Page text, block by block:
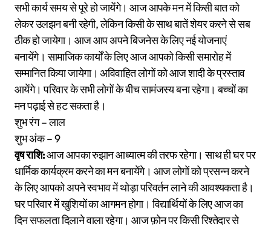
सभी कार्य समय से पूरे हो जायेंगे। आज आपके मन में किसी बात को
लेकर उलझन बनी रहेगी, लेकिन किसी के साथ बातें शेयर करने से सब
ठीक हो जायेगा। आज आप अपने बिजनेस के लिए नई योजनाएं
बनायेंगे। सामाजिक कार्यों के लिए आज आपको किसी समारोह में
सम्मानित किया जायेगा। अविवाहित लोगों को आज शादी के प्रस्ताव
आयेंगे। परिवार के सभी लोगों के बीच सामंजस्य बना रहेगा। बच्चों का
मन पढ़ाई से हट सकता है।
शुभ रंग – लाल
शुभ अंक – 9
वृष राशि:आज आपका रुझान आध्यात्म की तरफ रहेगा। साथ ही घर पर
धार्मिक कार्यक्रम करने का मन बनायेंगे। आज लोगों को प्रसन्न करने
के लिए आपको अपने स्वभाव में थोड़ा परिवर्तन लाने की आवश्यकता है।
घर परिवार में खुशियों का आगमन होगा। विद्यार्थियों के लिए आज का
दिन सफलता दिलाने वाला रहेगा। आज फ़ोन पर किसी रिश्तेदार से